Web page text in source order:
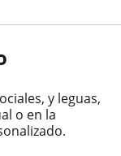
y leguas,
o en la